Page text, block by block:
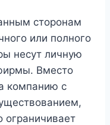
сторонам
или полного
несут личную
Вместо
компанию с
ограничивает